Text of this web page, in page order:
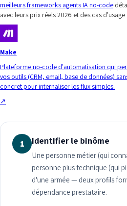
meilleurs frameworks agents IA no-code
avec leurs prix réels 2026 et des cas d'usage
Make
Plateforme no-code d'automatisation qui
vos outils (CRM, email, base de données)
concret pour internaliser les flux simples.
↗
1 Identifier le binôme
Une personne métier (qui
personne plus technique (qui
d'une armée — deux profils
dépendance prestataire.